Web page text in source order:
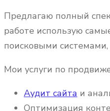
Предлагаю полный
работе использую
поисковыми
Мои услуги по
Аудит сайта и
Оптимизация